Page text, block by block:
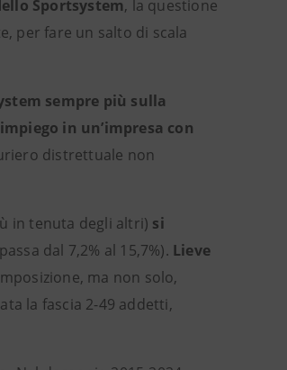
Sportsystem, la questione
per fare un salto di scala
sempre più sulla
in un’impresa con
distrettuale non
in tenuta degli altri) si
dal 7,2% al 15,7%). Lieve
ma non solo,
la fascia 2-49 addetti,